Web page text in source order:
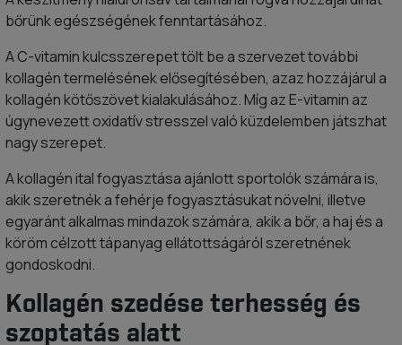
bőrünk egészségének fenntartásához.
A C-vitamin kulcsszerepet tölt be a szervezet további
kollagén termelésének elősegítésében, azaz hozzájárul a
kollagén kötőszövet kialakulásához. Míg az E-vitamin az
úgynevezett oxidatív stresszel való küzdelemben játszhat
nagy szerepet.
A kollagén ital fogyasztása ajánlott sportolók számára is,
akik szeretnék a fehérje fogyasztásukat növelni, illetve
egyaránt alkalmas mindazok számára, akik a bőr, a haj és a
köröm célzott tápanyag ellátottságáról szeretnének
gondoskodni.
Kollagén szedése terhesség és
szoptatás alatt